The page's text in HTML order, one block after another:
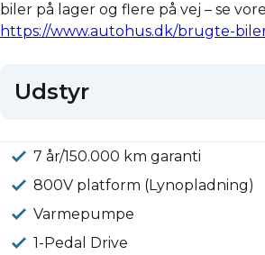
biler på lager og flere på vej – se
https://www.autohus.dk/brugte-
Udstyr
7 år/150.000 km garanti
800V platform (Lynopladning)
Varmepumpe
1-Pedal Drive